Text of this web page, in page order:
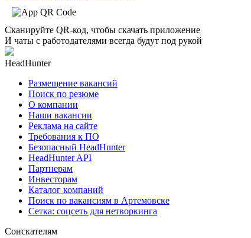
Сканируйте QR-код, чтобы скачать приложение
И чаты с работодателями всегда будут под рукой
HeadHunter
Размещение вакансий
Поиск по резюме
О компании
Наши вакансии
Реклама на сайте
Требования к ПО
Безопасный HeadHunter
HeadHunter API
Партнерам
Инвесторам
Каталог компаний
Поиск по вакансиям в Артемовске
Сетка: соцсеть для нетворкинга
Соискателям